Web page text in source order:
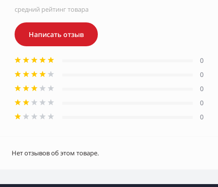
средний рейтинг товара
Написать отзыв
0
0
0
0
0
Нет отзывов об этом товаре.